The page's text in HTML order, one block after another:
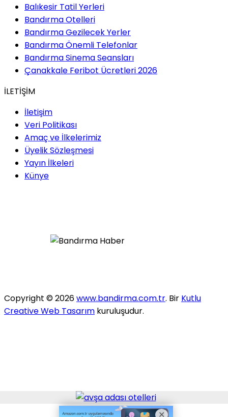
Balıkesir Tatil Yerleri
Bandırma Otelleri
Bandırma Gezilecek Yerler
Bandırma Önemli Telefonlar
Bandırma Sinema Seansları
Çanakkale Feribot Ücretleri 2026
İLETİŞİM
İletişim
Veri Politikası
Amaç ve İlkelerimiz
Üyelik Sözleşmesi
Yayın İlkeleri
Künye
Copyright © 2026www.bandirma.com.tr. Bir Kutlu
Creative Web Tasarım kuruluşudur.